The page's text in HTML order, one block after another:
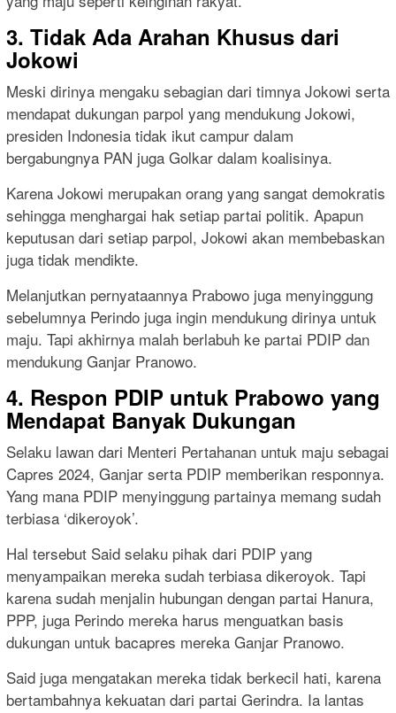
3. Tidak Ada Arahan Khusus dari
Jokowi
Meski dirinya mengaku sebagian dari timnya Jokowi serta
mendapat dukungan parpol yang mendukung Jokowi,
presiden Indonesia tidak ikut campur dalam
bergabungnya PAN juga Golkar dalam koalisinya.
Karena Jokowi merupakan orang yang sangat demokratis
sehingga menghargai hak setiap partai politik. Apapun
keputusan dari setiap parpol, Jokowi akan membebaskan
juga tidak mendikte.
Melanjutkan pernyataannya Prabowo juga menyinggung
sebelumnya Perindo juga ingin mendukung dirinya untuk
maju. Tapi akhirnya malah berlabuh ke partai PDIP dan
mendukung Ganjar Pranowo.
4. Respon PDIP untuk Prabowo yang
Mendapat Banyak Dukungan
Selaku lawan dari Menteri Pertahanan untuk maju sebagai
Capres 2024, Ganjar serta PDIP memberikan responnya.
Yang mana PDIP menyinggung partainya memang sudah
terbiasa ‘dikeroyok’.
Hal tersebut Said selaku pihak dari PDIP yang
menyampaikan mereka sudah terbiasa dikeroyok. Tapi
karena sudah menjalin hubungan dengan partai Hanura,
PPP, juga Perindo mereka harus menguatkan basis
dukungan untuk bacapres mereka Ganjar Pranowo.
Said juga mengatakan mereka tidak berkecil hati, karena
bertambahnya kekuatan dari partai Gerindra. Ia lantas